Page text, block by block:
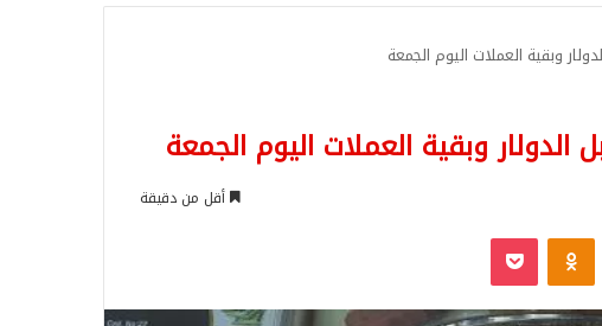
وبقية العملات اليوم الجمعة
وبقية العملات اليوم الجمعة
أقل من دقيقة
Odnoklassniki
‫Pocket